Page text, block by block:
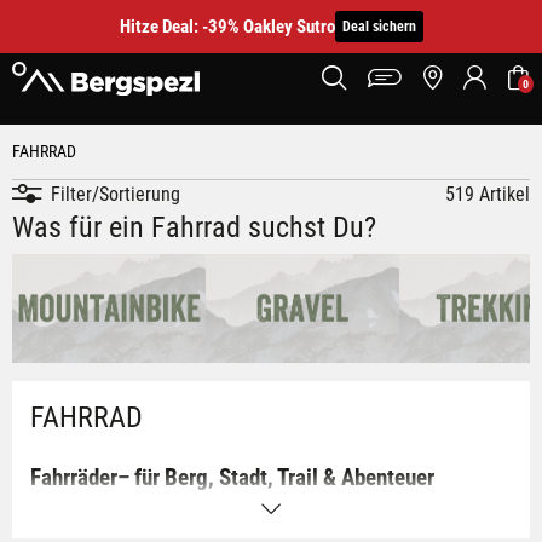
Hitze Deal: -39% Oakley Sutro Deal sichern
0
FAHRRAD
Filter/Sortierung 519 Artikel
FAHRRAD
Fahrräder– für Berg, Stadt, Trail & Abenteuer
Bei BERGSPEZL findest du Fahrräder für jedes Terrain und
Was für ein Fahrrad suchst Du?